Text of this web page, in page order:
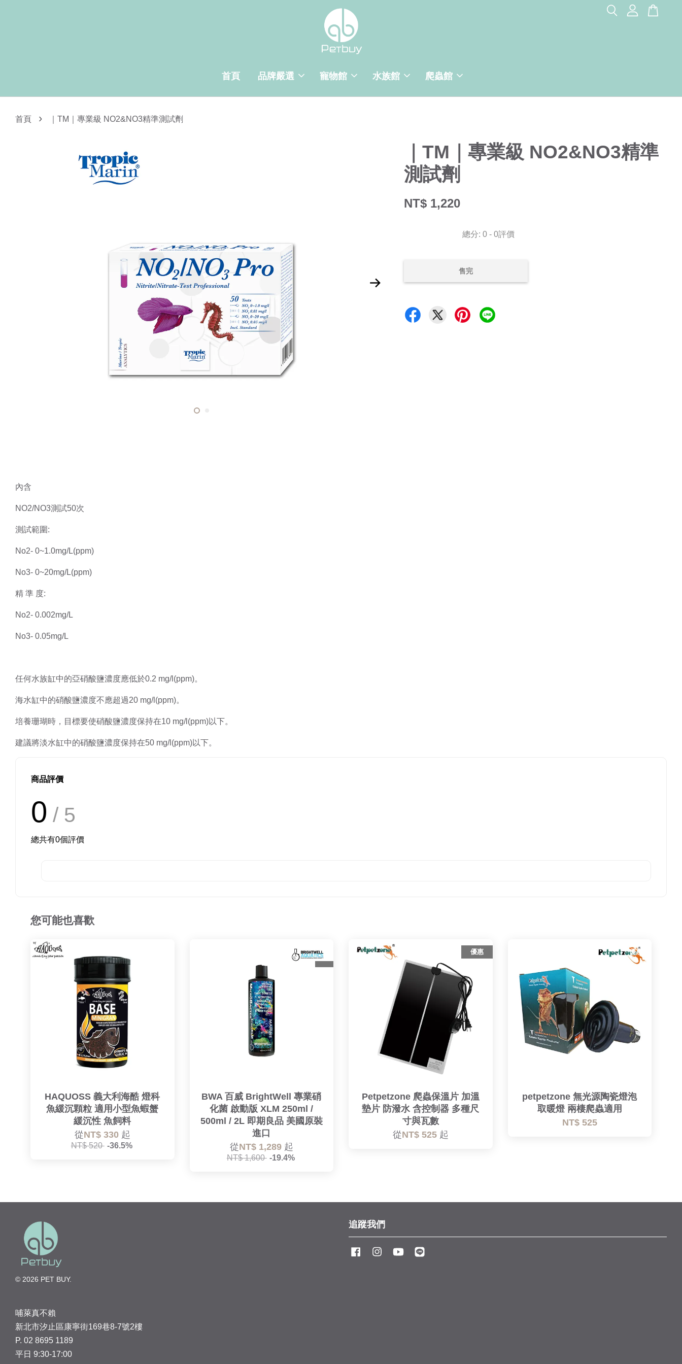
首頁 品牌嚴選 寵物館 水族館 爬蟲館
首頁 › ｜TM｜專業級 NO2&NO3精準測試劑
｜TM｜專業級 NO2&NO3精準
測試劑
NT$ 1,220
總分:0 -0評價
售完
內含
NO2/NO3測試50次
測試範圍:
No2- 0~1.0mg/L(ppm)
No3- 0~20mg/L(ppm)
精 準 度:
No2- 0.002mg/L
No3- 0.05mg/L
任何水族缸中的亞硝酸鹽濃度應低於0.2 mg/l(ppm)。
海水缸中的硝酸鹽濃度不應超過20 mg/l(ppm)。
培養珊瑚時，目標要使硝酸鹽濃度保持在10 mg/l(ppm)以下。
建議將淡水缸中的硝酸鹽濃度保持在50 mg/l(ppm)以下。
商品評價
0 / 5
總共有0個評價
您可能也喜歡
HAQUOSS 義大利海酷 燈科
魚緩沉顆粒 適用小型魚蝦蟹
緩沉性 魚飼料
從NT$ 330 起
NT$ 520 -36.5%
BWA 百威 BrightWell 專業硝
化菌 啟動版 XLM 250ml /
500ml / 2L 即期良品 美國原裝
進口
從NT$ 1,289 起
NT$ 1,600 -19.4%
優惠
Petpetzone 爬蟲保溫片 加溫
墊片 防潑水 含控制器 多種尺
寸與瓦數
從NT$ 525 起
優惠
petpetzone 無光源陶瓷燈泡
取暖燈 兩棲爬蟲適用
NT$ 525
© 2026 PET BUY.
追蹤我們
FacebookInstagramYouTube
哺萊真不賴
新北市汐止區康寧街169巷8-7號2樓
P. 02 8695 1189
平日 9:30-17:00